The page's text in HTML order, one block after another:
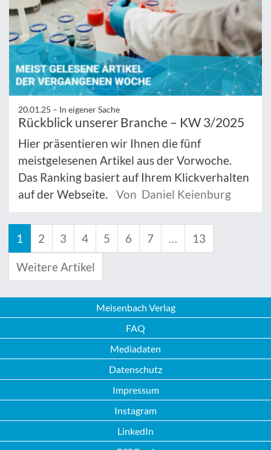
20.01.25 – In eigener Sache
Rückblick unserer Branche – KW 3/2025
Hier präsentieren wir Ihnen die fünf
meistgelesenen Artikel aus der Vorwoche.
Das Ranking basiert auf Ihrem Klickverhalten
auf der Webseite.
Von Daniel Keienburg
1 2 3 4 5 6 7 … 13
Weitere Artikel
Meisenbach Verlag
FAQ
Mediadaten
Datenschutz
Impressum
Instagram
LinkedIn